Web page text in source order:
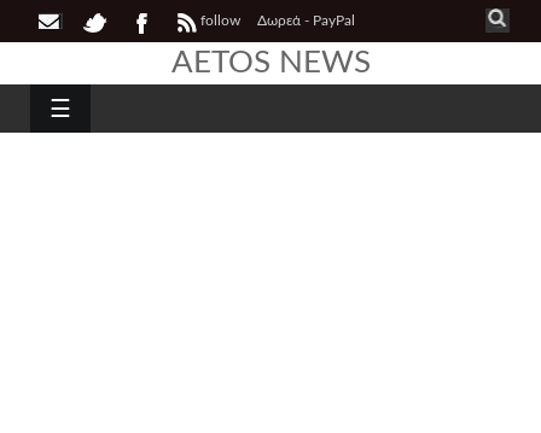
follow Δωρεά - PayPal
AETOS NEWS
☰